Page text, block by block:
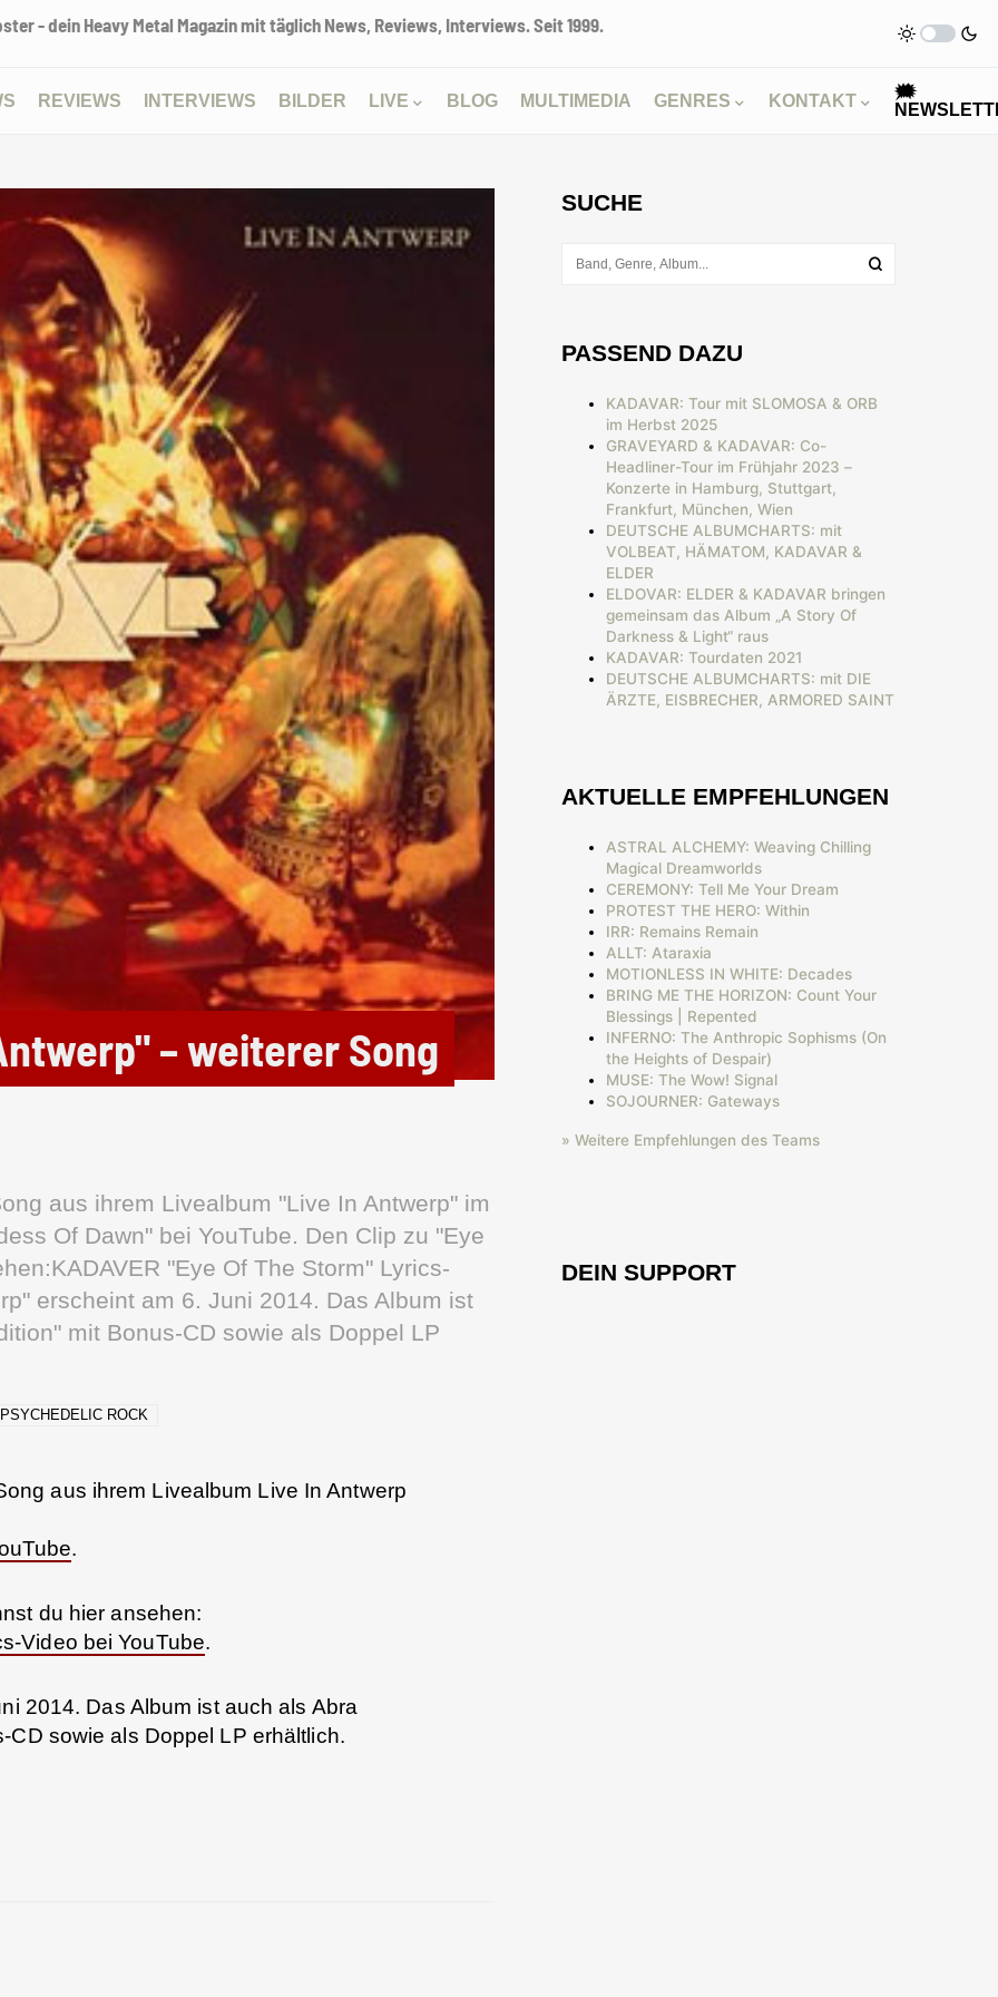
- dein Heavy Metal Magazin mit täglich News, Reviews, Interviews. Seit 1999.
REVIEWS INTERVIEWS BILDER LIVE BLOG MULTIMEDIA GENRES KONTAKT
🗯
– weiterer Song
aus ihrem Livealbum "Live In Antwerp" im
Of Dawn" bei YouTube. Den Clip zu "Eye
"Eye Of The Storm" Lyrics-
erscheint am 6. Juni 2014. Das Album ist
mit Bonus-CD sowie als Doppel LP
PSYCHEDELIC ROCK
aus ihrem Livealbum Live In Antwerp
.
du hier ansehen:
Video bei YouTube.
2014. Das Album ist auch als Abra
sowie als Doppel LP erhältlich.
SUCHE
PASSEND DAZU
KADAVAR: Tour mit SLOMOSA & ORB
im Herbst 2025
GRAVEYARD & KADAVAR: Co-
Headliner-Tour im Frühjahr 2023 –
Konzerte in Hamburg, Stuttgart,
Frankfurt, München, Wien
DEUTSCHE ALBUMCHARTS: mit
VOLBEAT, HÄMATOM, KADAVAR &
ELDER
ELDOVAR: ELDER & KADAVAR bringen
gemeinsam das Album „A Story Of
Darkness & Light“ raus
KADAVAR: Tourdaten 2021
DEUTSCHE ALBUMCHARTS: mit DIE
ÄRZTE, EISBRECHER, ARMORED SAINT
AKTUELLE EMPFEHLUNGEN
ASTRAL ALCHEMY: Weaving Chilling
Magical Dreamworlds
CEREMONY: Tell Me Your Dream
PROTEST THE HERO: Within
IRR: Remains Remain
ALLT: Ataraxia
MOTIONLESS IN WHITE: Decades
BRING ME THE HORIZON: Count Your
Blessings | Repented
INFERNO: The Anthropic Sophisms (On
the Heights of Despair)
MUSE: The Wow! Signal
SOJOURNER: Gateways
» Weitere Empfehlungen des Teams
DEIN SUPPORT